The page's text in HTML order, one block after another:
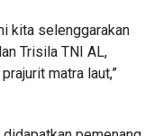
kita selenggarakan
Trisila TNI AL,
matra laut,”